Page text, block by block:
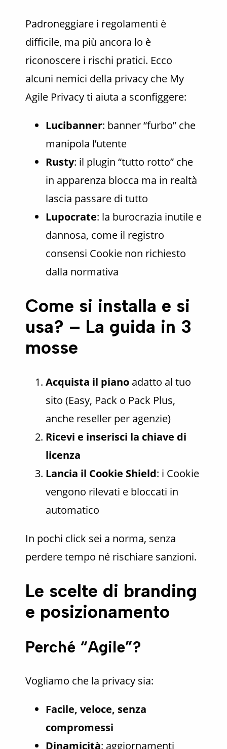
Padroneggiare i regolamenti è
difficile, ma più ancora lo è
riconoscere i rischi pratici. Ecco
alcuni nemici della privacy che My
Agile Privacy ti aiuta a sconfiggere:
Lucibanner: banner “furbo” che
manipola l’utente
Rusty: il plugin “tutto rotto” che
in apparenza blocca ma in realtà
lascia passare di tutto
Lupocrate: la burocrazia inutile e
dannosa, come il registro
consensi Cookie non richiesto
dalla normativa
Come si installa e si
usa? – La guida in 3
mosse
Acquista il piano adatto al tuo
sito (Easy, Pack o Pack Plus,
anche reseller per agenzie)
Ricevi e inserisci la chiave di
licenza
Lancia il Cookie Shield: i Cookie
vengono rilevati e bloccati in
automatico
In pochi click sei a norma, senza
perdere tempo né rischiare sanzioni.
Le scelte di branding
e posizionamento
Perché “Agile”?
Vogliamo che la privacy sia:
Facile, veloce, senza
compromessi
Dinamicità: aggiornamenti